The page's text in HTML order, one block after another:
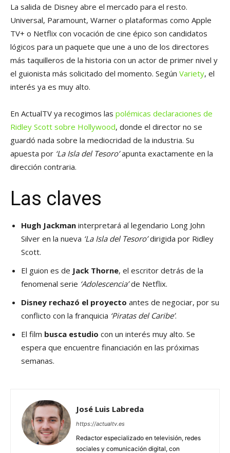
La salida de Disney abre el mercado para el resto.
Universal, Paramount, Warner o plataformas como Apple
TV+ o Netflix con vocación de cine épico son candidatos
lógicos para un paquete que une a uno de los directores
más taquilleros de la historia con un actor de primer nivel y
el guionista más solicitado del momento. Según Variety, el
interés ya es muy alto.
En ActualTV ya recogimos las polémicas declaraciones de
Ridley Scott sobre Hollywood, donde el director no se
guardó nada sobre la mediocridad de la industria. Su
apuesta por ‘La Isla del Tesoro’apunta exactamente en la
dirección contraria.
Las claves
Hugh Jackman interpretará al legendario Long John
Silver en la nueva ‘La Isla del Tesoro’dirigida por Ridley
Scott.
El guion es de Jack Thorne, el escritor detrás de la
fenomenal serie ‘Adolescencia’de Netflix.
Disney rechazó el proyecto antes de negociar, por su
conflicto con la franquicia ‘Piratas del Caribe’.
El film busca estudio con un interés muy alto. Se
espera que encuentre financiación en las próximas
semanas.
José Luis Labreda
https://actualtv.es
Redactor especializado en televisión, redes
sociales y comunicación digital, con